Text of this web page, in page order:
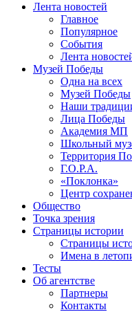
Лента новостей
Главное
Популярное
События
Лента
Музей Победы
Одна на всех
Музей Победы
Наши
Лица Победы
Академия МП
Школьный
Территория
Г.О.Р.А.
«Поклонка»
Центр
Общество
Точка зрения
Страницы истории
Страницы
Имена в
Тесты
Об агентстве
Партнеры
Контакты